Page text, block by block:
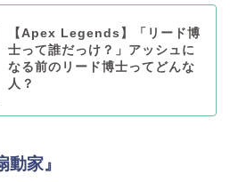
【Apex Legends】「リード博
士って誰だっけ？」アッシュに
なる前のリード博士ってどんな
人？
家』